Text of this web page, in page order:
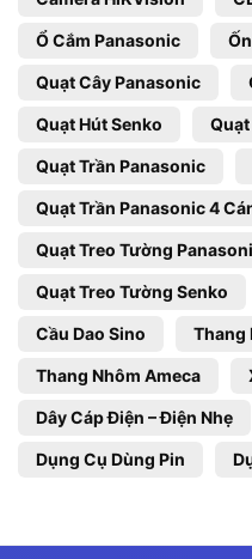
Ổ Cắm Panasonic
Quạt Cây Panasonic
Quạt Hút Senko
Quạt Trần Panasonic
Quạt Trần Panasonic 4
Quạt Treo Tường
Quạt Treo Tường Senko
Cầu Dao Sino Thang
Thang Nhôm Ameca
Dây Cáp Điện – Điện Nhẹ
Dụng Cụ Dùng Pin